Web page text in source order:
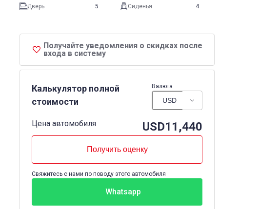
Получайте уведомления о скидках после
входа в систему
Калькулятор полной
стоимости
Валюта
Цена автомобиля USD11,440
Получить оценку
Свяжитесь с нами по поводу этого автомобиля
Whatsapp
Дверь 5 Сиденья 4